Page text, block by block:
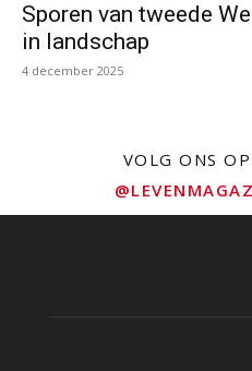
Sporen van tweede
in landschap
4 december 2025
VOLG ONS